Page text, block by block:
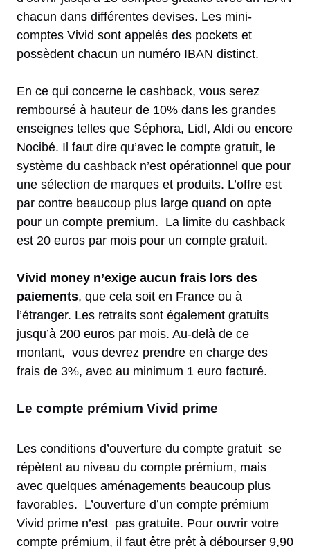
chacun dans différentes devises. Les mini-
comptes Vivid sont appelés des pockets et
possèdent chacun un numéro IBAN distinct.
En ce qui concerne le cashback, vous serez
remboursé à hauteur de 10% dans les grandes
enseignes telles que Séphora, Lidl, Aldi ou encore
Nocibé. Il faut dire qu’avec le compte gratuit, le
système du cashback n’est opérationnel que pour
une sélection de marques et produits. L’offre est
par contre beaucoup plus large quand on opte
pour un compte premium. La limite du cashback
est 20 euros par mois pour un compte gratuit.
Vivid money n’exige aucun frais lors des
paiements, que cela soit en France ou à
l’étranger. Les retraits sont également gratuits
jusqu’à 200 euros par mois. Au-delà de ce
montant, vous devrez prendre en charge des
frais de 3%, avec au minimum 1 euro facturé.
Le compte prémium Vivid prime
Les conditions d’ouverture du compte gratuit se
répètent au niveau du compte prémium, mais
avec quelques aménagements beaucoup plus
favorables. L’ouverture d’un compte prémium
Vivid prime n’est pas gratuite. Pour ouvrir votre
compte prémium, il faut être prêt à débourser 9,90